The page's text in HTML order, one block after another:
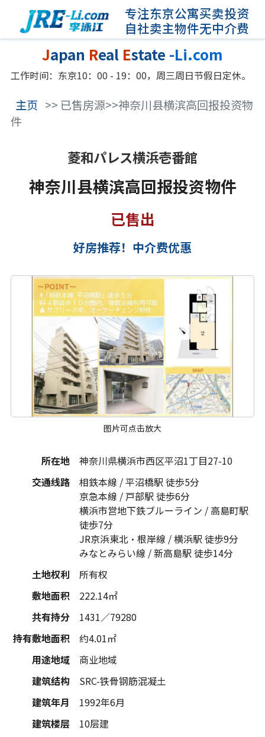
专注东京公寓买卖投资
自社卖主物件无中介费
Japan Real Estate -Li.com
工作时间：东京10：00 - 19：00，周三周日节假日定休。
主页 >> 已售房源>>神奈川县横滨高回报投资物
件
菱和パレス横浜壱番館
神奈川县横滨高回报投资物件
已售出
好房推荐！中介费优惠
图片可点击放大
所在地
神奈川県横浜市西区平沼1丁目27-10
交通线路
相鉄本線 / 平沼橋駅 徒歩5分
京急本線 / 戸部駅 徒歩6分
横浜市営地下鉄ブルーライン / 高島町駅
徒歩7分
JR京浜東北・根岸線 / 横浜駅 徒歩9分
みなとみらい線 / 新高島駅 徒歩14分
土地权利
所有权
敷地面积
222.14㎡
共有持分
1431／79280
持有敷地面积
约4.01㎡
用途地域
商业地域
建筑结构
SRC-铁骨钢筋混凝土
建筑年月
1992年6月
建筑楼层
10层建